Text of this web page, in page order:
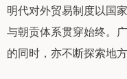
明代对外贸易制度以国
与朝贡体系贯穿始终。
的同时，亦不断探索地